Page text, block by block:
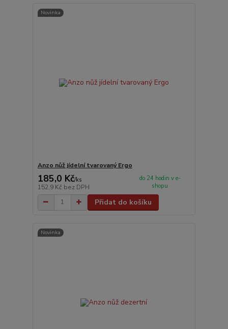
Novinka
Anzo nůž jídelní tvarovaný Ergo
185,0 Kč/ks
152,9 Kč bez DPH
do 24 hodin v e-
shopu
Přidat do košíku
Novinka